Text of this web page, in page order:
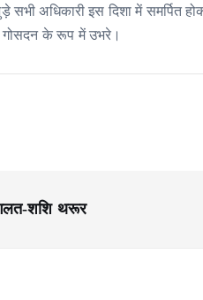
सभी अधिकारी इस दिशा में
के रूप में उभरे।
गलत-शशि थरूर